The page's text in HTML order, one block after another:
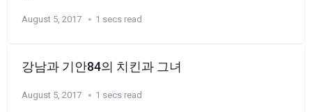
August 5, 2017 1 secs read
강남과 기안84의 치킨과 그녀
August 5, 2017 1 secs read